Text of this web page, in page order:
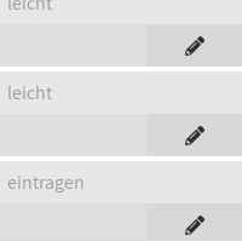
leicht
eintragen